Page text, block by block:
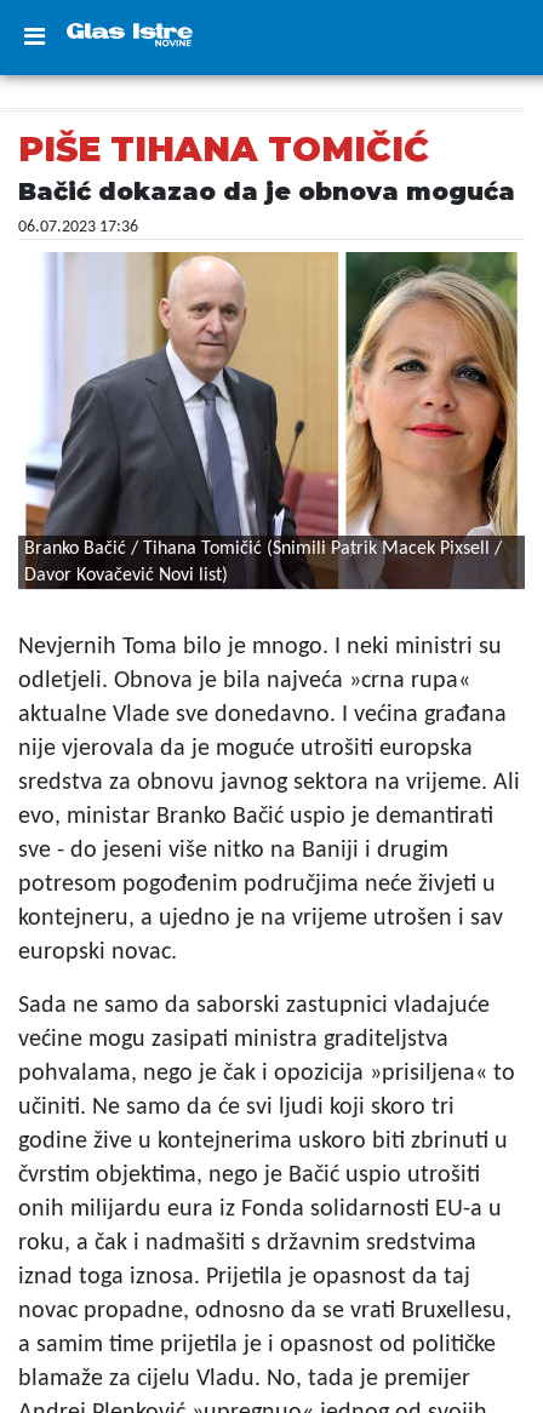
PIŠE TIHANA TOMIČIĆ
Bačić dokazao da je obnova moguća
06.07.2023 17:36
Branko Bačić / Tihana Tomičić (Snimili Patrik Macek Pixsell /
Davor Kovačević Novi list)
Nevjernih Toma bilo je mnogo. I neki ministri su
odletjeli. Obnova je bila najveća »crna rupa«
aktualne Vlade sve donedavno. I većina građana
nije vjerovala da je moguće utrošiti europska
sredstva za obnovu javnog sektora na vrijeme. Ali
evo, ministar Branko Bačić uspio je demantirati
sve - do jeseni više nitko na Baniji i drugim
potresom pogođenim područjima neće živjeti u
kontejneru, a ujedno je na vrijeme utrošen i sav
europski novac.
Sada ne samo da saborski zastupnici vladajuće
većine mogu zasipati ministra graditeljstva
pohvalama, nego je čak i opozicija »prisiljena« to
učiniti. Ne samo da će svi ljudi koji skoro tri
godine žive u kontejnerima uskoro biti zbrinuti u
čvrstim objektima, nego je Bačić uspio utrošiti
onih milijardu eura iz Fonda solidarnosti EU-a u
roku, a čak i nadmašiti s državnim sredstvima
iznad toga iznosa. Prijetila je opasnost da taj
novac propadne, odnosno da se vrati Bruxellesu,
a samim time prijetila je i opasnost od političke
blamaže za cijelu Vladu. No, tada je premijer